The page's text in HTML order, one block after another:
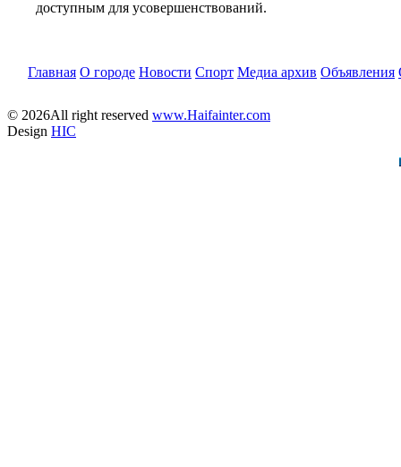
доступным для усовершенствований.
Главная О городе Новости Спорт Медиа архив Объявления
© 2026All right reserved www.Haifainter.com
Design HIC